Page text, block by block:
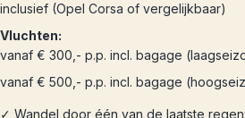
inclusief (Opel Corsa of vergelijkbaar)
Vluchten:
vanaf € 300,- p.p. incl. bagage
vanaf € 500,- p.p. incl. bagage
✓ Wandel door één van de laatste